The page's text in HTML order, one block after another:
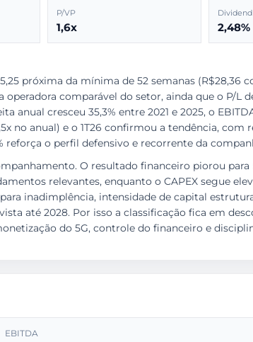
P/VP
1,6x 2,48%
próxima da mínima de 52 semanas (R$28,36
comparável do setor, ainda que o P/L
anual cresceu 35,3% entre 2021 e 2025, o
no anual) e o 1T26 confirmou a tendência, com
reforça o perfil defensivo e recorrente da
O resultado financeiro piorou para
relevantes, enquanto o CAPEX segue
inadimplência, intensidade de capital
até 2028. Por isso a classificação fica em
do 5G, controle do financeiro e
EBITDA